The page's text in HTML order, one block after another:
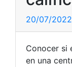
20/07/2022
Conocer si
en una